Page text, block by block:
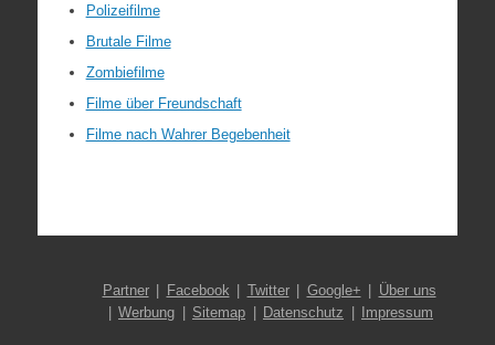
Polizeifilme
Brutale Filme
Zombiefilme
Filme über Freundschaft
Filme nach Wahrer Begebenheit
Partner Facebook Twitter Google+
Über uns
Werbung
Sitemap Datenschutz Impressum